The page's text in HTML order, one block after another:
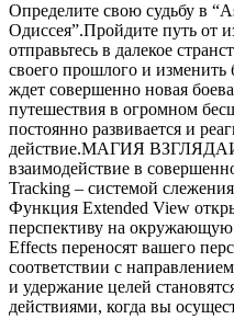
Определите свою судьбу в
Одиссея”.Пройдите путь от
отправьтесь в далекое
своего прошлого и
ждет совершенно новая
путешествия в огромном
постоянно развивается и
действие.МАГИЯ
взаимодействие в
Tracking – системой
Функция Extended View
перспективу на
Effects переносят вашего
соответствии с
и удержание целей
действиями, когда вы